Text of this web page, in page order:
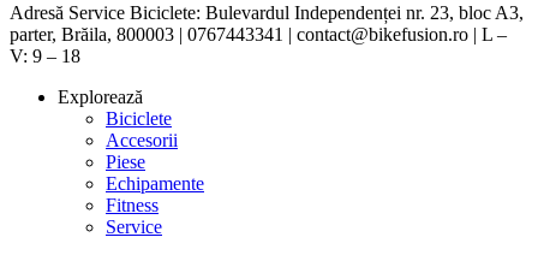
Adresă Service Biciclete: Bulevardul Independenței nr. 23, bloc A3,
parter, Brăila, 800003 | 0767443341 | contact@bikefusion.ro | L –
V: 9 – 18
Explorează
Biciclete
Accesorii
Piese
Echipamente
Fitness
Service